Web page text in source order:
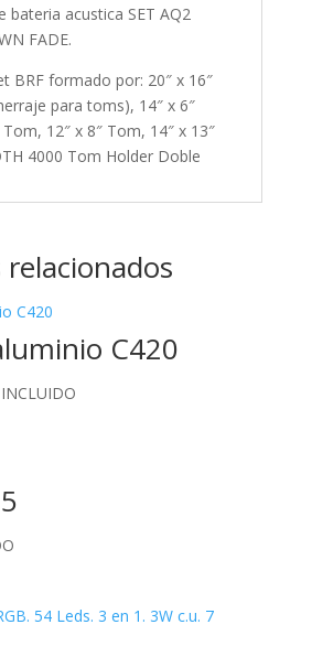
bateria acustica SET AQ2
FADE.
BRF formado por: 20″ x 16″
para toms), 14″ x 6″
Tom, 12″ x 8″ Tom, 14″ x 13″
4000 Tom Holder Doble
C420